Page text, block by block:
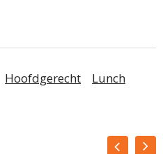
Hoofdgerecht
Lunch